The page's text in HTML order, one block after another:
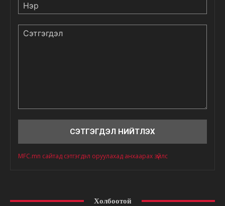
MFC.mn сайтад сэтгэгдэл оруулахад анхаарах зүйлс
Холбоотой